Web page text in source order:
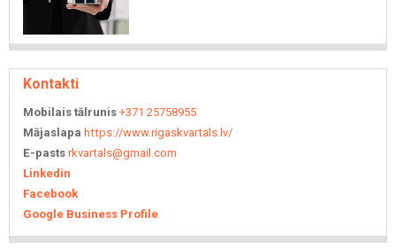
Kontakti
Mobilais tālrunis +371 25758955
Mājaslapa https://www.rigaskvartals.lv/
E-pasts rkvartals@gmail.com
Linkedin
Facebook
Google Business Profile